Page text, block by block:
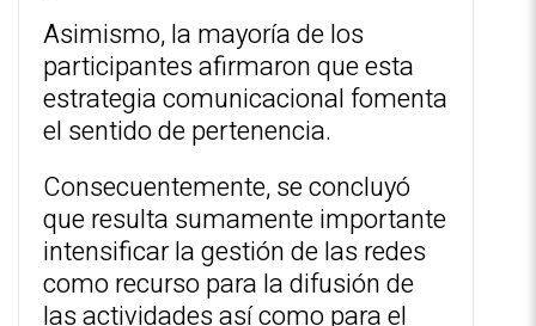
Asimismo, la mayoría de los
participantes afirmaron que esta
estrategia ‎comunicacional ‎fomenta
el sentido de pertenencia. ‎
Consecuentemente, se concluyó
que resulta sumamente importante
intensificar ‎la gestión de ‎las redes
como recurso para la difusión de
las actividades así ‎como para el